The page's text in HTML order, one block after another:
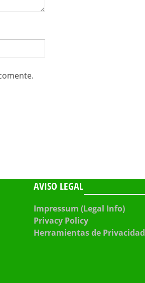
AVISO LEGAL
Impressum (Legal Info)
Privacy Policy
Herramientas de Privacidad